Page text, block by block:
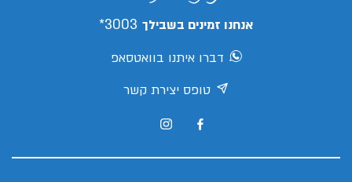
אנחנו זמינים בשבילך 3003*
דברו איתנו בוואטסאפ
טופס יצירת קשר